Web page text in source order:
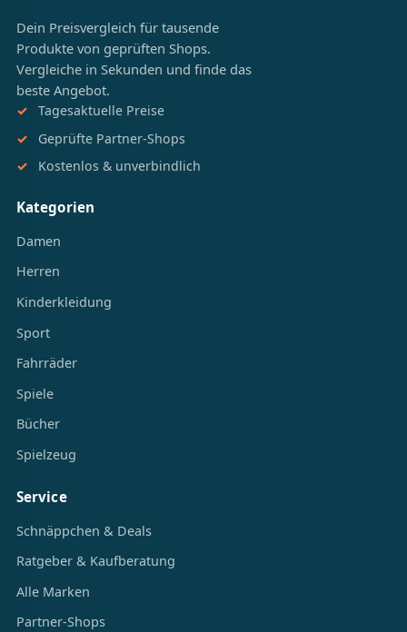
Dein Preisvergleich für tausende
Produkte von geprüften Shops.
Vergleiche in Sekunden und finde das
beste Angebot.
Tagesaktuelle Preise
Geprüfte Partner-Shops
Kostenlos & unverbindlich
Kategorien
Damen
Herren
Kinderkleidung
Sport
Fahrräder
Spiele
Bücher
Spielzeug
Service
Schnäppchen & Deals
Ratgeber & Kaufberatung
Alle Marken
Partner-Shops